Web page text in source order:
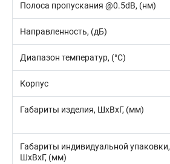
Полоса пропускания @0.5dB, (нм)
Направленность, (дБ)
Диапазон температур, (°C)
Корпус
Габариты изделия, ШxВxГ, (мм)
Габариты индивидуальной упаковки,
ШхВхГ, (мм)